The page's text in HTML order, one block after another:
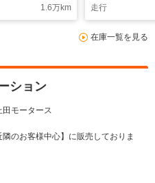
1.6万km
走行
在庫一覧を見る
ション
田モータース
のお客様中心】に販売しておりま